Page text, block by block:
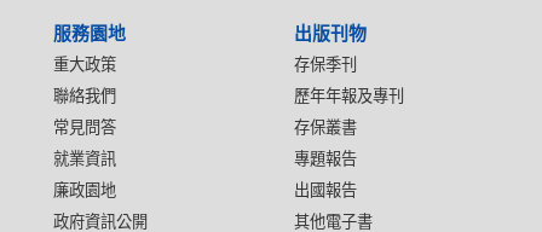
服務園地
重大政策
聯絡我們
常見問答
就業資訊
廉政園地
政府資訊公開
出版刊物
存保季刊
歷年年報及專刊
存保叢書
專題報告
出國報告
其他電子書